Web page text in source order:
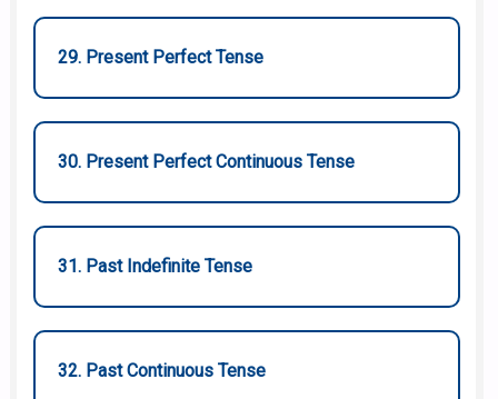
29. Present Perfect Tense
30. Present Perfect Continuous Tense
31. Past Indefinite Tense
32. Past Continuous Tense